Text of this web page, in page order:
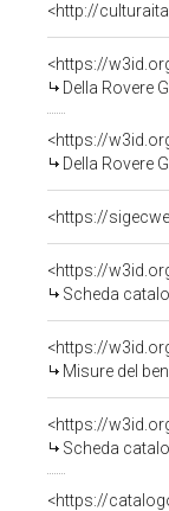
<http://
<https://
Della Rovere
<https://
Della Rovere
<https://
<https://
Scheda
<https://
Misure del
<https://
Scheda
<https://